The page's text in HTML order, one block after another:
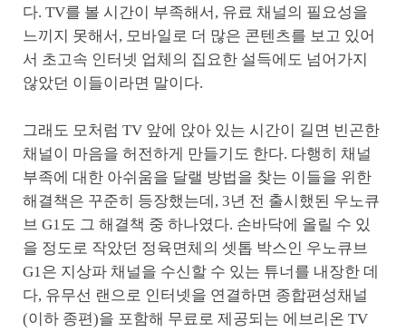
다. TV를 볼 시간이 부족해서, 유료 채널의 필요성을
느끼지 못해서, 모바일로 더 많은 콘텐츠를 보고 있어
서 초고속 인터넷 업체의 집요한 설득에도 넘어가지
않았던 이들이라면 말이다.
그래도 모처럼 TV 앞에 앉아 있는 시간이 길면 빈곤한
채널이 마음을 허전하게 만들기도 한다. 다행히 채널
부족에 대한 아쉬움을 달랠 방법을 찾는 이들을 위한
해결책은 꾸준히 등장했는데, 3년 전 출시했된 우노큐
브 G1도 그 해결책 중 하나였다. 손바닥에 올릴 수 있
을 정도로 작았던 정육면체의 셋톱 박스인 우노큐브
G1은 지상파 채널을 수신할 수 있는 튜너를 내장한 데
다, 유무선 랜으로 인터넷을 연결하면 종합편성채널
(이하 종편)을 포함해 무료로 제공되는 에브리온 TV